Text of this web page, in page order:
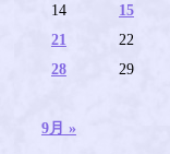
9月 »
14
15
21
22
28
29